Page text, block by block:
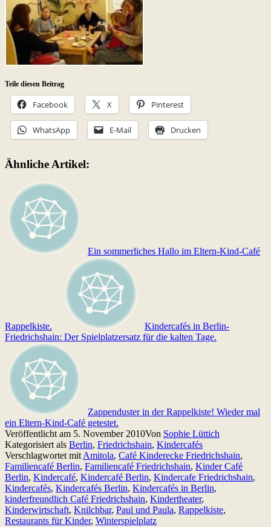
Teile diesen Beitrag
Facebook X Pinterest
WhatsApp E-Mail Drucken
Ähnliche Artikel:
Ein sommerliches Hallo im Eltern-Kind-Café
Rappelkiste.
Kindercafés in Berlin-
Friedrichshain: Der Spielplatzersatz für die kalten Tage.
Zappenduster in der Rappelkiste! Wieder mal
ein Eltern-Kind-Café getestet.
Veröffentlicht am 5. November 2010Von Sophie Lüttich
Kategorisiert als Berlin, Friedrichshain, Kindercafés
Verschlagwortet mit Amitola, Café Kinderecke Friedrichshain,
Familiencafé Berlin, Familiencafé Friedrichshain, Kinder Café
Berlin, Kindercafé, Kindercafé Berlin, Kindercafe Friedrichshain,
Kindercafés, Kindercafés Berlin, Kindercafés in Berlin,
kinderfreundlich Café Friedrichshain, Kindertheater,
Kinderwirtschaft, Knilchbar, Paul und Paula, Rappelkiste,
Restaurants für Kinder, Winterspielplatz